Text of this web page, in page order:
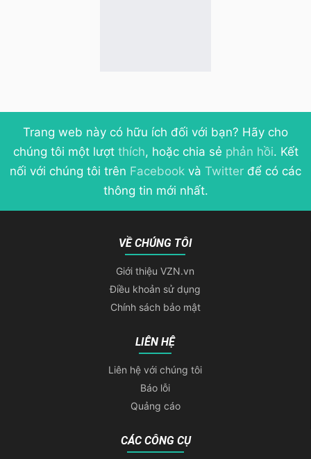
Trang web này có hữu ích đối với bạn? Hãy cho
chúng tôi một lượt thích, hoặc chia sẻ phản hồi. Kết
nối với chúng tôi trên Facebook và Twitter để có các
thông tin mới nhất.
VỀ CHÚNG TÔI
Giới thiệu VZN.vn
Điều khoản sử dụng
Chính sách bảo mật
LIÊN HỆ
Liên hệ với chúng tôi
Báo lỗi
Quảng cáo
CÁC CÔNG CỤ